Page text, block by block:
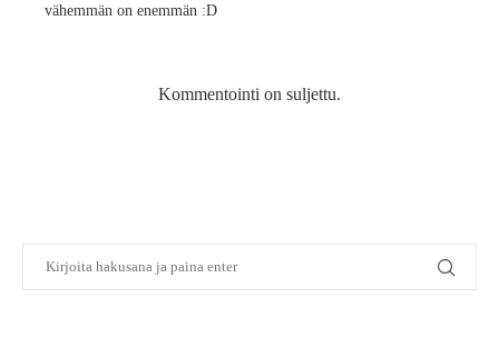
vähemmän on enemmän :D
Kommentointi on suljettu.